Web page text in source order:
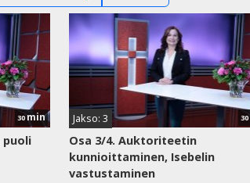
30min
puoli
Jakso: 3 30
Osa 3/4. Auktoriteetin
kunnioittaminen, Isebelin
vastustaminen